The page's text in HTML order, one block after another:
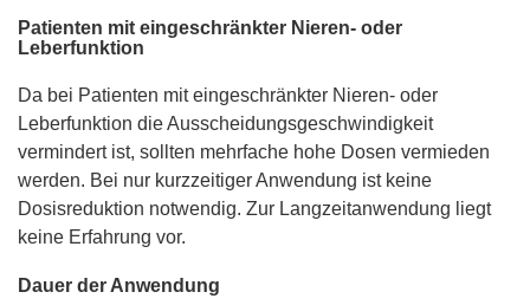
Patienten mit eingeschränkter Nieren- oder
Leberfunktion
Da bei Patienten mit eingeschränkter Nieren- oder
Leberfunktion die Ausscheidungsgeschwindigkeit
vermindert ist, sollten mehrfache hohe Dosen vermieden
werden. Bei nur kurzzeitiger Anwendung ist keine
Dosisreduktion notwendig. Zur Langzeitanwendung liegt
keine Erfahrung vor.
Dauer der Anwendung